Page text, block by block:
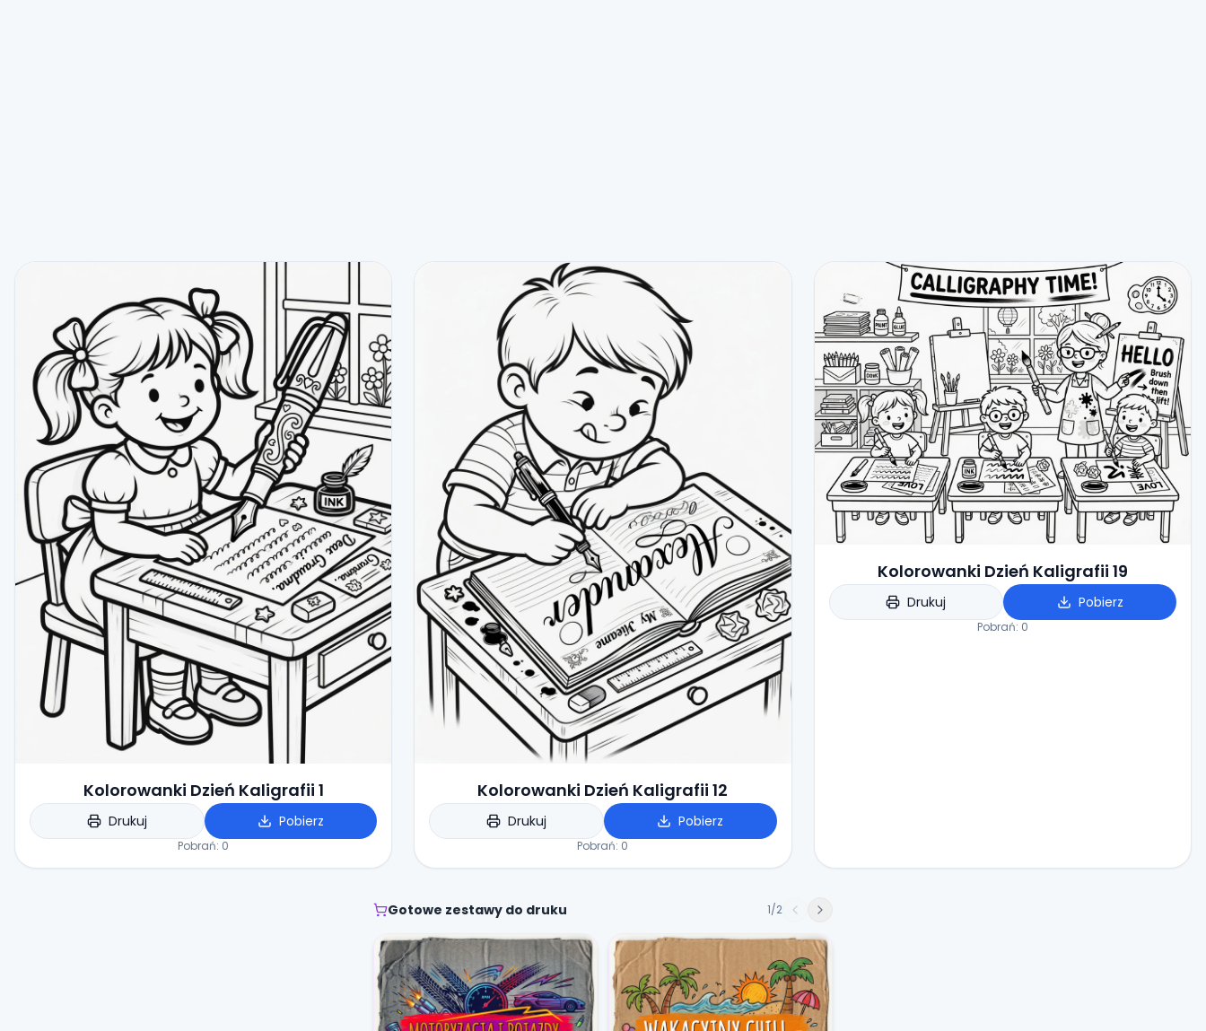
Kolorowanki Dzień Kaligrafii 1
Drukuj Pobierz
Pobrań: 0
Kolorowanki Dzień Kaligrafii 12
Drukuj Pobierz
Pobrań: 0
Kolorowanki Dzień Kaligrafii 19
Drukuj Pobierz
Pobrań: 0
Gotowe zestawy do druku 1/2